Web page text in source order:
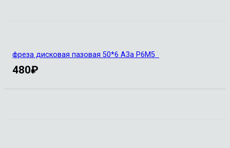
фреза дисковая пазовая 50*6 А3а Р6М5
480₽